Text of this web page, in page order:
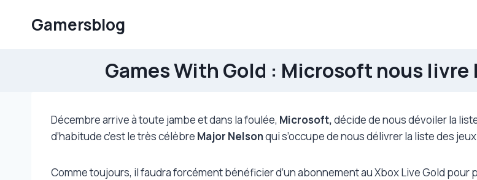
Gamersblog
Games With Gold : Microsoft nous livre
Décembre arrive à toute jambe et dans la foulée, Microsoft,décide de nous dévoiler la
d’habitude c’est le très célèbre Major Nelsonqui s’occupe de nous délivrer la liste des
Comme toujours, il faudra forcément bénéficier d’un abonnement au Xbox Live Gold